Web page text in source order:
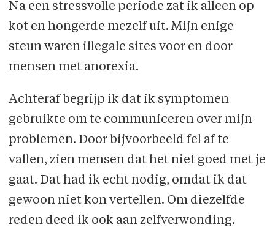
Na een stressvolle periode zat ik alleen op
kot en hongerde mezelf uit. Mijn enige
steun waren illegale sites voor en door
mensen met anorexia.
Achteraf begrijp ik dat ik symptomen
gebruikte om te communiceren over mijn
problemen. Door bijvoorbeeld fel af te
vallen, zien mensen dat het niet goed met je
gaat. Dat had ik echt nodig, omdat ik dat
gewoon niet kon vertellen. Om diezelfde
reden deed ik ook aan zelfverwonding.